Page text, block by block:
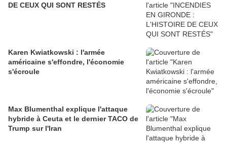
DE CEUX QUI SONT RESTÉS
Karen Kwiatkowski : l'armée
américaine s'effondre, l'économie
s'écroule
Max Blumenthal explique l'attaque
hybride à Ceuta et le dernier TACO de
Trump sur l'Iran